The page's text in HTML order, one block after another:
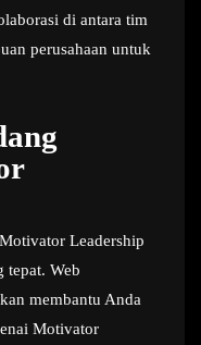
di antara tim
perusahaan untuk
Leadership
tepat. Web
membantu Anda
Motivator